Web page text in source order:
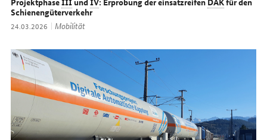
Schienengüterverkehr
Datum:
24.03.2026 Thema:
Mobilität